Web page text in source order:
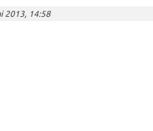
2013, 14:58